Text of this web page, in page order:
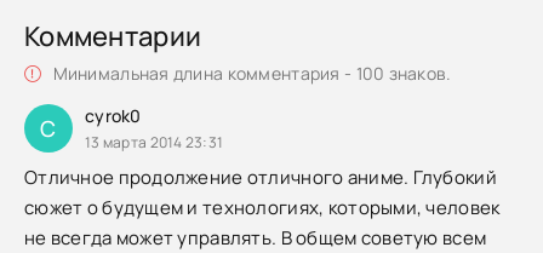
Комментарии
Минимальная длина комментария - 100 знаков.
C cyrok0
13 марта 2014 23:31
Отличное продолжение отличного аниме. Глубокий
сюжет о будущем и технологиях, которыми, человек
не всегда может управлять. В общем советую всем